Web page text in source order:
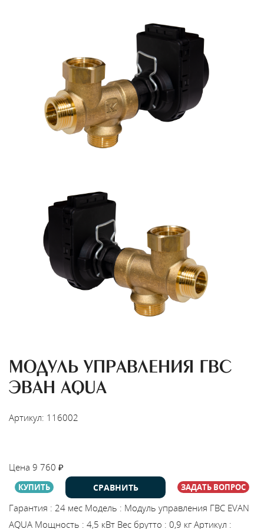
МОДУЛЬ УПРАВЛЕНИЯ ГВС
ЭВАН AQUA
Артикул: 116002
Цена 9 760 ₽
КУПИТЬ СРАВНИТЬ ЗАДАТЬ ВОПРОС
Гарантия : 24 мес Модель : Модуль управления ГВС EVAN
AQUA Мощность : 4,5 кВт Вес брутто : 0,9 кг Артикул :